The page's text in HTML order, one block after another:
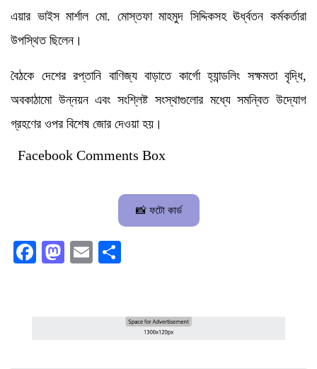
এয়ার ভাইস মার্শাল মো. মোস্তফা মাহমুদ সিদ্দিকসহ ঊর্ধ্বতন কর্মকর্তারা
উপস্থিত ছিলেন।
বৈঠকে দেশের রপ্তানি বাণিজ্য বাড়াতে কার্গো হ্যান্ডলিং সক্ষমতা বৃদ্ধি,
অবকাঠামো উন্নয়ন এবং সংশ্লিষ্ট সংস্থাগুলোর মধ্যে সমন্বিত উদ্যোগ
গ্রহণের ওপর বিশেষ জোর দেওয়া হয়।
Facebook Comments Box
📸 ফটো কার্ড
Facebook
Mastodon
Email